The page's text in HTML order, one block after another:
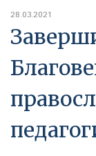
28.03.2021